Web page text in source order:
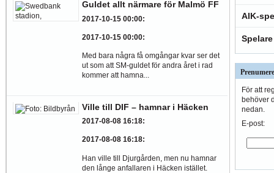
Guldet allt närmare för Malmö FF
2017-10-15 00:00:
2017-10-15 00:00:
Med bara några få omgångar kvar ser det
ut som att SM-guldet för andra året i rad
kommer att hamna...
Ville till DIF – hamnar i Häcken
2017-08-08 16:18:
2017-08-08 16:18:
Han ville till Djurgården, men nu hamnar
den långe anfallaren i Häcken istället.
AIK-
För att
behöver
nedan.
E-post: